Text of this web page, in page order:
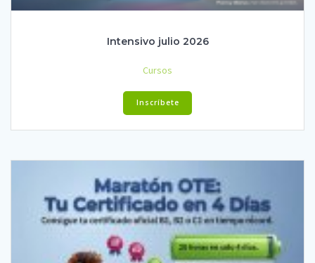
Intensivo julio 2026
Cursos
Inscríbete